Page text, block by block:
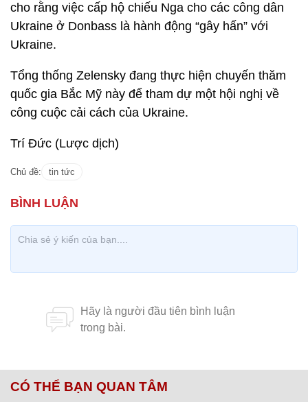
cho rằng việc cấp hộ chiếu Nga cho các công dân
Ukraine ở Donbass là hành động “gây hấn” với
Ukraine.
Tổng thống Zelensky đang thực hiện chuyến thăm
quốc gia Bắc Mỹ này để tham dự một hội nghị về
công cuộc cải cách của Ukraine.
Trí Đức (Lược dịch)
Chủ đề: tin tức
CÓ THỂ BẠN QUAN TÂM